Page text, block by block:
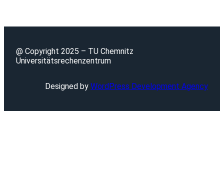
@ Copyright 2025 – TU Chemnitz
Universitätsrechenzentrum
Designed by WordPress Development Agency